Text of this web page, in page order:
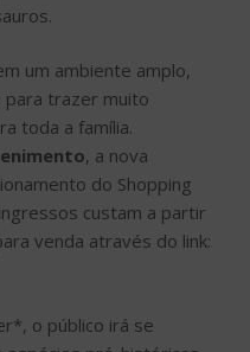
um ambiente amplo,
trazer muito
toda a família.
, a nova
do Shopping
custam a partir
venda através do link:
o público irá se